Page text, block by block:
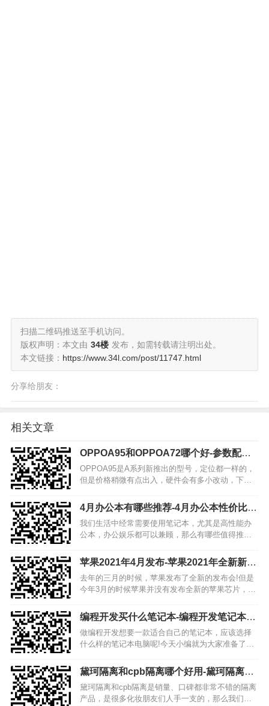
扫描二维码推送至手机访问。
版权声明：本文由 34楼 发布，如需转载请注明出处。
本文链接： https://www.34l.com/post/11747.html
分享给朋友：
相关文章
OPPOA95和OPPOA72哪个好-参数配置
对比
OPPOA95是A系列新推出的型号，定位都一样的，
但是价格稍微有点出入，硬件会有多小改动，下面
看看这两款手机哪个好。 【屏幕】 OPPOA95：采
用的是一款6.43英寸的AMOL…
4月办公本有哪些推荐-4月办公本性价比排
行2021
我们生活中经常需要使用笔记本，尤其是高性能办
公本，办公娱乐都可以兼顾，那么有哪些值得推荐
们就来盘点一下4月值得选购的办公本，感兴趣的小
伙伴快来一起看看吧！ 1、联想 Y9000X 核心亮
点：九…
苹果2021年4月发布-苹果2021年全新新品
盘点
去年的三月的时候，苹果发布了全新的发布会!但是
今年3月的时候苹果并没有发布全新的苹果芯片，预
为大家带来了这款发布会全新新品盘点，看看这次
的苹果发布了哪些全新新品吧! iPad Pro 最近…
编程开发买什么笔记本-编程开发笔记本推
荐
做编程开发想要一款适合自己的笔记本，应该选择
什么样的笔记本电脑呢!今天小编就为大家准备了几
序员们一起来种草，看看什么样的笔记本适合你吧!
让你写代码的速度更加快速! 编程开发笔记本性能
编程开…
黛珂隔离和cpb隔离哪个好用-黛珂隔离和
cpb隔离哪个适合混油皮
黛珂隔离和cpb隔离是销量、口碑都非常不错的隔离
产品，是很多化妆朋友们人手一支的，那么我们在